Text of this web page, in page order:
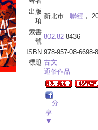
出版
項
新北市 : 聯經 ，
索書
號
802.82 8436
ISBN 978-957-08-6698-8
標題 古文
通俗作品
分
享
▼